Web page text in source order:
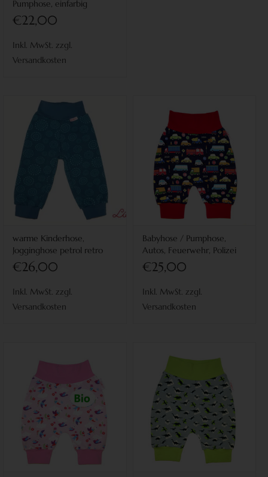
Pumphose, einfarbig
jeansblau
€22,00
Inkl. MwSt. zzgl.
Versandkosten
warme Kinderhose,
Jogginghose petrol retro
Blumen
€26,00
Inkl. MwSt. zzgl.
Versandkosten
Babyhose / Pumphose,
Autos, Feuerwehr, Polizei
auf dunkelblau
€25,00
Inkl. MwSt. zzgl.
Versandkosten